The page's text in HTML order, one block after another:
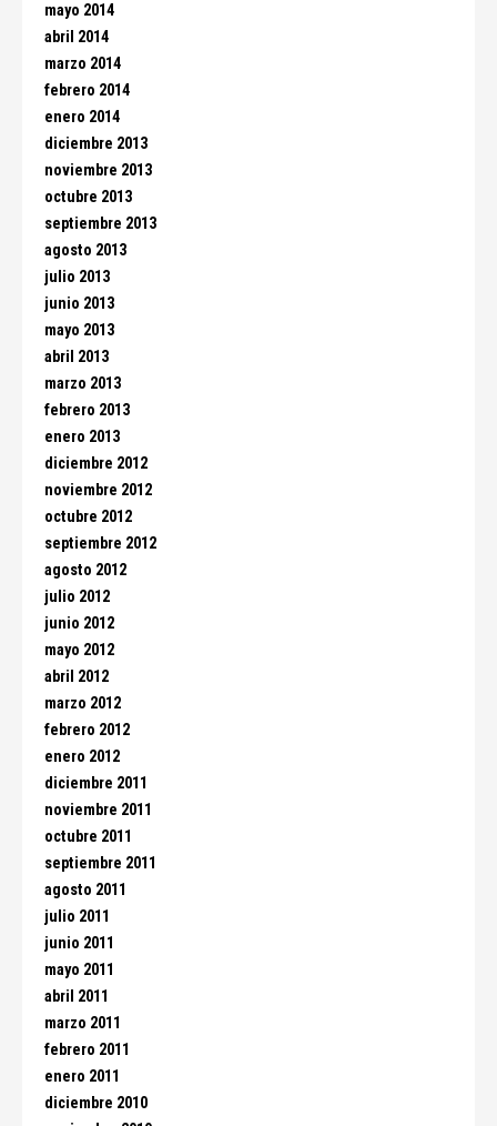
mayo 2014
abril 2014
marzo 2014
febrero 2014
enero 2014
diciembre 2013
noviembre 2013
octubre 2013
septiembre 2013
agosto 2013
julio 2013
junio 2013
mayo 2013
abril 2013
marzo 2013
febrero 2013
enero 2013
diciembre 2012
noviembre 2012
octubre 2012
septiembre 2012
agosto 2012
julio 2012
junio 2012
mayo 2012
abril 2012
marzo 2012
febrero 2012
enero 2012
diciembre 2011
noviembre 2011
octubre 2011
septiembre 2011
agosto 2011
julio 2011
junio 2011
mayo 2011
abril 2011
marzo 2011
febrero 2011
enero 2011
diciembre 2010